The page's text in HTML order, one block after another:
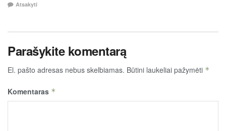
Atsakyti
Parašykite komentarą
El. pašto adresas nebus skelbiamas. Būtini laukeliai pažymėti *
Komentaras *